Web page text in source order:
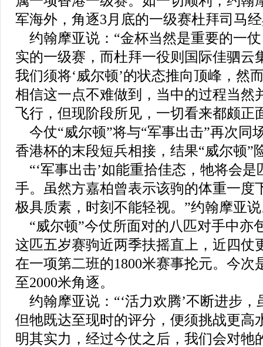
军海外，角逐3月底的一级赛杜拜司马
约翰摩亚说：“金杯当然是重要的一
实的一级赛，而杜拜一役则国际佳驷云
我们须将‘威尔顿’的状态推向顶峰，然
相信这一点不难做到，当中的过程当然
飞行，但现阶段所见，一切看来都颇正
今仗“威尔顿”将与“军事出击”再次同
香港杯的末段短兵相接，结果“威尔顿”
“‘军事出击’如能重拾佳态，牠将会是
手。虽然方嘉柏曾表示该驹的体重一度
极具质素，时刻不能轻视。”约翰摩亚
“威尔顿”今仗所面对的八匹对手中亦
这匹五岁赛驹近两季扶摇直上，近四仗
在一项第二班的1800米赛事抡元。今次
至2000米角逐。
约翰摩亚说：“‘活力欢腾’不断进步，
但牠既达至现时的评分，便须挑战更高
明其实力，经过今仗之后，我们会对牠